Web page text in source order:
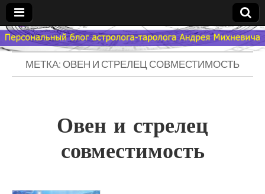
Гороскоп
Мой
Знак
Зодиака
МЕТКА: ОВЕН И СТРЕЛЕЦ СОВМЕСТИМОСТЬ
Овен и стрелец
совместимость